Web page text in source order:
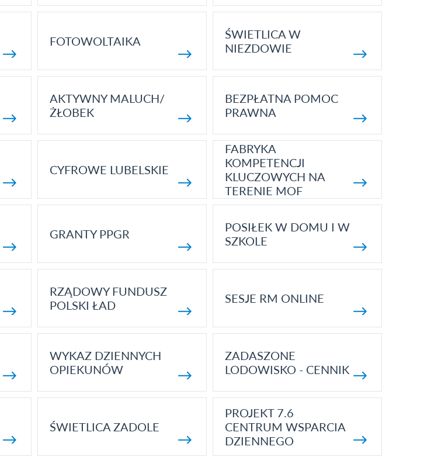
FOTOWOLTAIKA
ŚWIETLICA W
NIEZDOWIE
AKTYWNY MALUCH/
ŻŁOBEK
BEZPŁATNA POMOC
PRAWNA
CYFROWE LUBELSKIE
FABRYKA
KOMPETENCJI
KLUCZOWYCH NA
TERENIE MOF
GRANTY PPGR
POSIŁEK W DOMU I W
SZKOLE
RZĄDOWY FUNDUSZ
POLSKI ŁAD
SESJE RM ONLINE
WYKAZ DZIENNYCH
OPIEKUNÓW
ZADASZONE
LODOWISKO - CENNIK
ŚWIETLICA ZADOLE
PROJEKT 7.6
CENTRUM WSPARCIA
DZIENNEGO